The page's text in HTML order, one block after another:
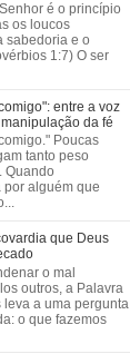
é o princípio
os loucos
sabedoria e o
1:7) O ser
entre a voz
da fé
Poucas
tanto peso
Quando
alguém que
que Deus
o mal
outros, a Palavra
leva a uma pergunta
o que fazemos